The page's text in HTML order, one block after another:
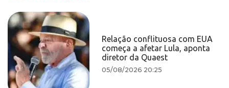
Relação conflituosa com EUA
começa a afetar Lula, aponta
diretor da Quaest
05/08/2026 20:25